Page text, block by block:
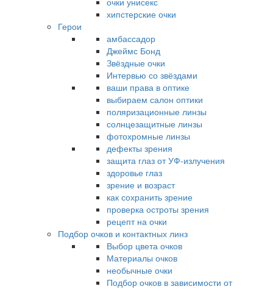
хипстерские очки
Герои
амбассадор
Джеймс Бонд
Звёздные очки
Интервью со звёздами
ваши права в оптике
выбираем салон оптики
поляризационные линзы
солнцезащитные линзы
фотохромные линзы
дефекты зрения
защита глаз от УФ-излучения
здоровье глаз
зрение и возраст
как сохранить зрение
проверка остроты зрения
рецепт на очки
Подбор очков и контактных линз
Выбор цвета очков
Материалы очков
необычные очки
Подбор очков в зависимости от